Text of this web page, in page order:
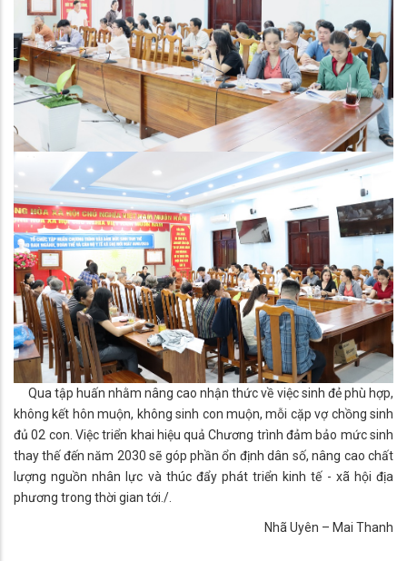
Qua tập huấn nhằm nâng cao nhận thức về việc sinh đẻ phù hợp,
không kết hôn muộn, không sinh con muộn, mỗi cặp vợ chồng sinh
đủ 02 con. Việc triển khai hiệu quả Chương trình đảm bảo mức sinh
thay thế đến năm 2030 sẽ góp phần ổn định dân số, nâng cao chất
lượng nguồn nhân lực và thúc đẩy phát triển kinh tế - xã hội địa
phương trong thời gian tới./.
Nhã Uyên – Mai Thanh